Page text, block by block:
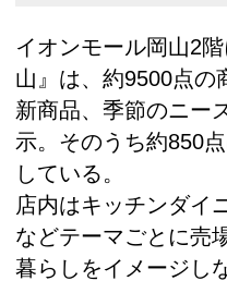
イオンモール岡山2
山』は、約9500点の
新商品、季節のニー
示。そのうち約850
している。
店内はキッチンダイ
などテーマごとに売
暮らしをイメージし